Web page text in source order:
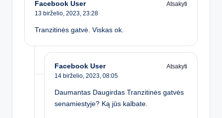
Facebook User
Atsakyti
13 birželio, 2023, 23:28
Tranzitinės gatvė. Viskas ok.
Facebook User
Atsakyti
14 birželio, 2023, 08:05
Daumantas Daugirdas Tranzitinės gatvės
senamiestyje? Ką jūs kalbate.